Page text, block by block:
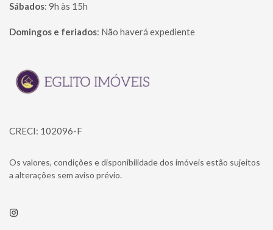
Sábados: 9h às 15h
Domingos e feriados: Não haverá expediente
Página inicial
CRECI: 102096-F
Os valores, condições e disponibilidade dos imóveis estão sujeitos
a alterações sem aviso prévio.
Instagram